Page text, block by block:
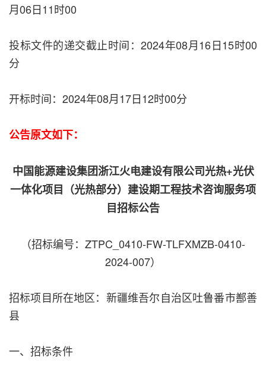
月06日11时00
投标文件的递交截止时间：2024年08月16日15时00
分
开标时间：2024年08月17日12时00分
公告原文如下：
中国能源建设集团浙江火电建设有限公司光热+光伏
一体化项目（光热部分）建设期工程技术咨询服务项
目招标公告
（招标编号：ZTPC_0410-FW-TLFXMZB-0410-
2024-007）
招标项目所在地区：新疆维吾尔自治区吐鲁番市鄯善
县
一、招标条件